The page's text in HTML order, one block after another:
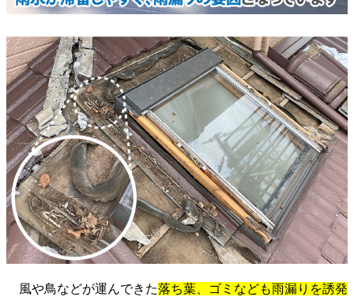
風や鳥などが運んできた落ち葉、ゴミなども雨漏りを誘発